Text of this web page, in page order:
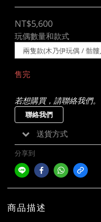
NT$5,600
玩偶數量和款式
售完
若想購買，請聯絡我們。
聯絡我們
送貨方式
分享到
商品描述